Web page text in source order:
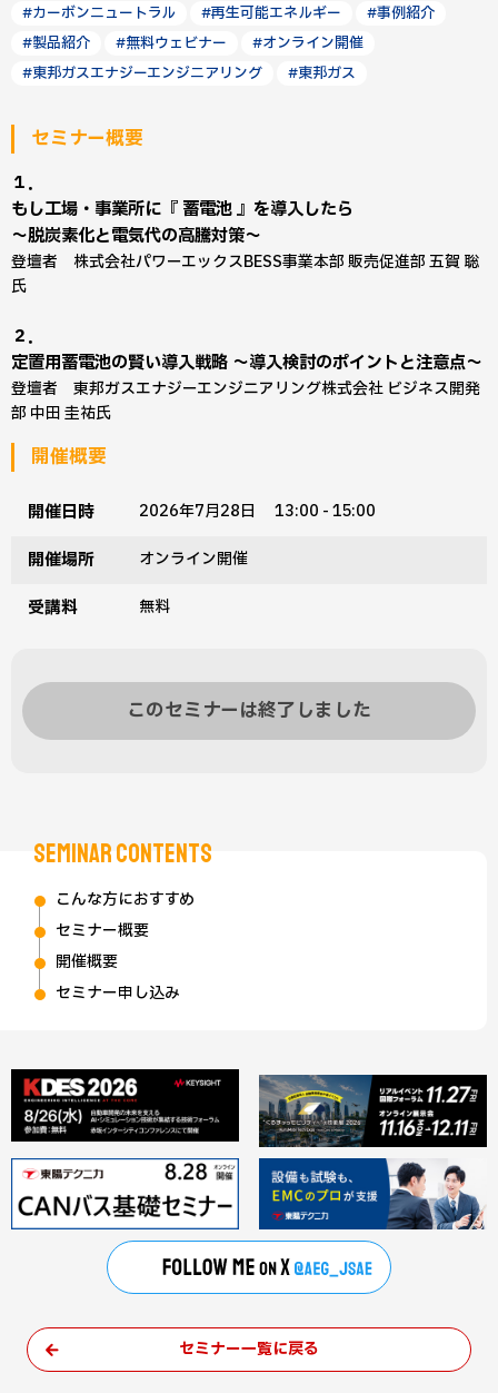
SEMINAR CONTENTS
こんな方におすすめ
セミナー概要
開催概要
セミナー申し込み
#カーボンニュートラル #再生可能エネルギー
#事例紹介
#製品紹介
#無料ウェビナー
#オンライン開催
#東邦ガスエナジーエンジニアリング
#東邦ガス
セミナー概要
１．
もし工場・事業所に『 蓄電池 』を導入したら
～脱炭素化と電気代の高騰対策～
登壇者 株式会社パワーエックスBESS事業本部 販売促進部 五賀 聡
氏
２．
定置用蓄電池の賢い導入戦略 ～導入検討のポイントと注意点～
登壇者 東邦ガスエナジーエンジニアリング株式会社 ビジネス開発
部 中田 圭祐氏
開催概要
開催日時 2026年7月28日 13:00 - 15:00
開催場所 オンライン開催
受講料 無料
このセミナーは終了しました
セミナー一覧に戻る